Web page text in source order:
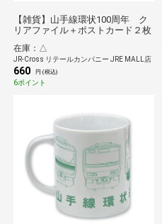
【雑貨】山手線環状100周年 ク
リアファイル＋ポストカード２枚
在庫：△
JR-Cross リテールカンパニー JRE MALL店
660 円 (税込)
6ポイント